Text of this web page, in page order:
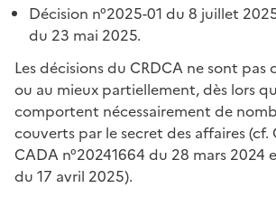
Décision n°2025-01 du 8 juillet
du 23 mai 2025.
Les décisions du CRDCA ne sont pas
ou au mieux partiellement, dès lors
comportent nécessairement de
couverts par le secret des affaires (cf.
CADA n°20241664 du 28 mars 2024
du 17 avril 2025).